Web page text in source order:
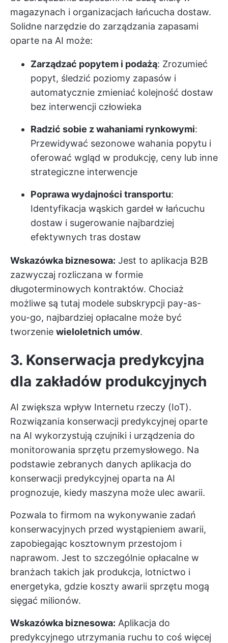
magazynach i organizacjach łańcucha dostaw.
Solidne narzędzie do zarządzania zapasami
oparte na AI może:
Zarządzać popytem i podażą: Zrozumieć
popyt, śledzić poziomy zapasów i
automatycznie zmieniać kolejność dostaw
bez interwencji człowieka
Radzić sobie z wahaniami rynkowymi:
Przewidywać sezonowe wahania popytu i
oferować wgląd w produkcję, ceny lub inne
strategiczne interwencje
Poprawa wydajności transportu:
Identyfikacja wąskich gardeł w łańcuchu
dostaw i sugerowanie najbardziej
efektywnych tras dostaw
Wskazówka biznesowa: Jest to aplikacja B2B
zazwyczaj rozliczana w formie
długoterminowych kontraktów. Chociaż
możliwe są tutaj modele subskrypcji pay-as-
you-go, najbardziej opłacalne może być
tworzenie wieloletnich umów.
3. Konserwacja predykcyjna
dla zakładów produkcyjnych
AI zwiększa wpływ Internetu rzeczy (IoT).
Rozwiązania konserwacji predykcyjnej oparte
na AI wykorzystują czujniki i urządzenia do
monitorowania sprzętu przemysłowego. Na
podstawie zebranych danych aplikacja do
konserwacji predykcyjnej oparta na AI
prognozuje, kiedy maszyna może ulec awarii.
Pozwala to firmom na wykonywanie zadań
konserwacyjnych przed wystąpieniem awarii,
zapobiegając kosztownym przestojom i
naprawom. Jest to szczególnie opłacalne w
branżach takich jak produkcja, lotnictwo i
energetyka, gdzie koszty awarii sprzętu mogą
sięgać milionów.
Wskazówka biznesowa: Aplikacja do
predykcyjnego utrzymania ruchu to coś więcej